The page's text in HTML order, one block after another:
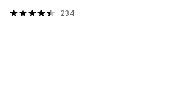
234